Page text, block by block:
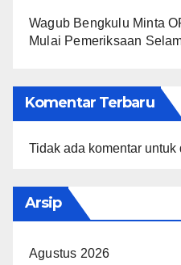
Wagub Bengkulu Minta
Mulai Pemeriksaan
Komentar Terbaru
Tidak ada komentar untuk
Arsip
Agustus 2026